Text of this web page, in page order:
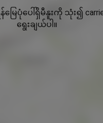
ြေပုံပေါ်ရှိမီနူးကို သုံး၍
ရွေးချယ်ပါ။